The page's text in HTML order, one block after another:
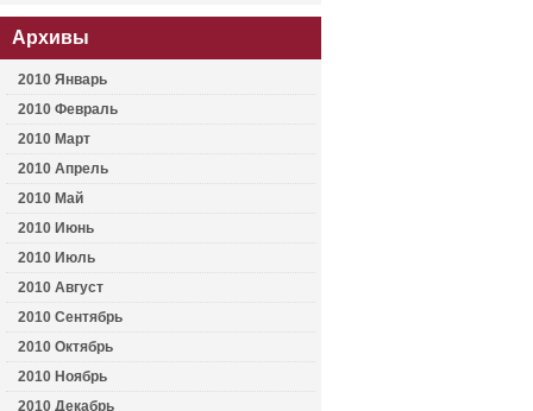
Архивы
2010 Январь
2010 Февраль
2010 Март
2010 Апрель
2010 Май
2010 Июнь
2010 Июль
2010 Август
2010 Сентябрь
2010 Октябрь
2010 Ноябрь
2010 Декабрь